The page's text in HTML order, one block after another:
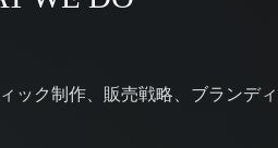
ック制作、販売戦略、ブランディ